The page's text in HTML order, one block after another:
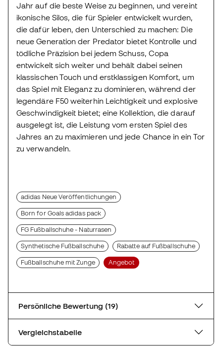
Jahr auf die beste Weise zu beginnen, und vereint
ikonische Silos, die für Spieler entwickelt wurden,
die dafür leben, den Unterschied zu machen: Die
neue Generation der Predator bietet Kontrolle und
tödliche Präzision bei jedem Schuss, Copa
entwickelt sich weiter und behält dabei seinen
klassischen Touch und erstklassigen Komfort, um
das Spiel mit Eleganz zu dominieren, während der
legendäre F50 weiterhin Leichtigkeit und explosive
Geschwindigkeit bietet; eine Kollektion, die darauf
ausgelegt ist, die Leistung vom ersten Spiel des
Jahres an zu maximieren und jede Chance in ein Tor
zu verwandeln.
adidas Neue Veröffentlichungen
Born for Goals adidas pack
FG Fußballschuhe - Naturrasen
Synthetische Fußballschuhe Rabatte auf Fußballschuhe
Fußballschuhe mit Zunge Angebot
Persönliche Bewertung (19)
Vergleichstabelle